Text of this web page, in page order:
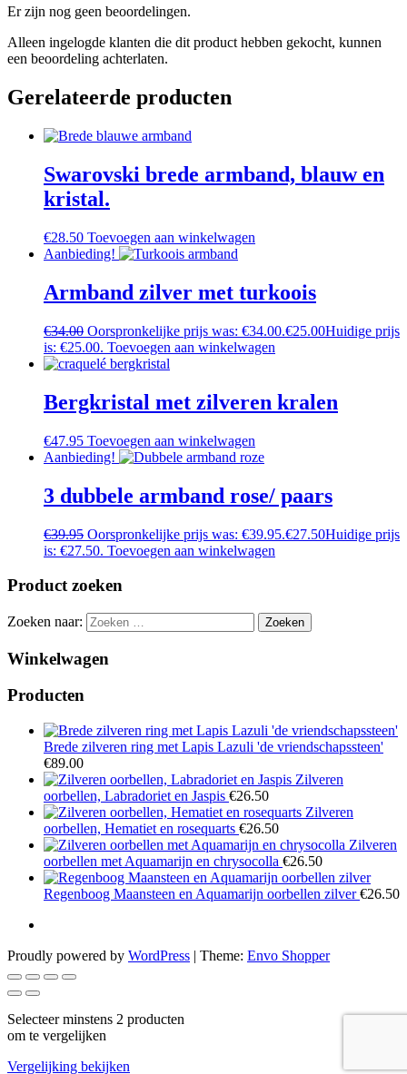
Er zijn nog geen beoordelingen.
Alleen ingelogde klanten die dit product hebben gekocht, kunnen
een beoordeling achterlaten.
Gerelateerde producten
Swarovski brede armband, blauw en
kristal.
€28.50 Toevoegen aan winkelwagen
Aanbieding!
Armband zilver met turkoois
€34.00 Oorspronkelijke prijs was: €34.00.€25.00Huidige prijs
is: €25.00. Toevoegen aan winkelwagen
Bergkristal met zilveren kralen
€47.95 Toevoegen aan winkelwagen
Aanbieding!
3 dubbele armband rose/ paars
€39.95 Oorspronkelijke prijs was: €39.95.€27.50Huidige prijs
is: €27.50. Toevoegen aan winkelwagen
Product zoeken
Zoeken naar:
Winkelwagen
Producten
Brede zilveren ring met Lapis Lazuli 'de vriendschapssteen'
€89.00
Zilveren
oorbellen, Labradoriet en Jaspis €26.50
Zilveren
oorbellen, Hematiet en rosequarts €26.50
Zilveren
oorbellen met Aquamarijn en chrysocolla €26.50
Regenboog Maansteen en Aquamarijn oorbellen zilver €26.50
Proudly powered by WordPress | Theme: Envo Shopper
Selecteer minstens 2 producten
om te vergelijken
Vergelijking bekijken